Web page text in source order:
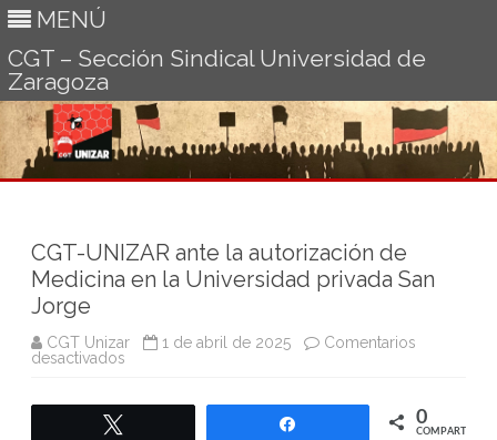
MENÚ
CGT – Sección Sindical Universidad de
Zaragoza
CGT-UNIZAR ante la autorización de
Medicina en la Universidad privada San
Jorge
CGT Unizar 1 de abril de 2025
Comentarios
desactivados
ante
0
COMPARTIR